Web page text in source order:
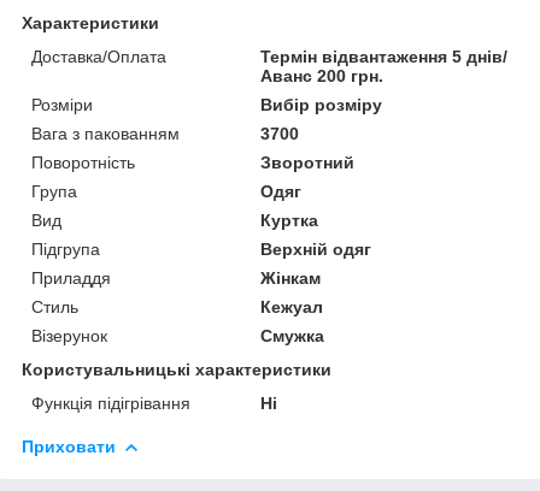
Характеристики
Доставка/Оплата
Термін відвантаження 5 днів/
Аванс 200 грн.
Розміри
Вибір розміру
Вага з пакованням
3700
Поворотність
Зворотний
Група
Одяг
Вид
Куртка
Підгрупа
Верхній одяг
Приладдя
Жінкам
Стиль
Кежуал
Візерунок
Смужка
Користувальницькі характеристики
Функція підігрівання
Ні
Приховати